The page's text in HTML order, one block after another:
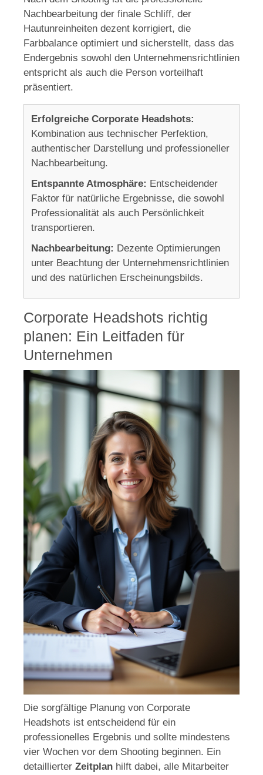
Nachbearbeitung der finale Schliff, der
Hautunreinheiten dezent korrigiert, die
Farbbalance optimiert und sicherstellt, dass das
Endergebnis sowohl den Unternehmensrichtlinien
entspricht als auch die Person vorteilhaft
präsentiert.
Erfolgreiche Corporate Headshots:
Kombination aus technischer Perfektion,
authentischer Darstellung und professioneller
Nachbearbeitung.
Entspannte Atmosphäre: Entscheidender
Faktor für natürliche Ergebnisse, die sowohl
Professionalität als auch Persönlichkeit
transportieren.
Nachbearbeitung: Dezente Optimierungen
unter Beachtung der Unternehmensrichtlinien
und des natürlichen Erscheinungsbilds.
Corporate Headshots richtig
planen: Ein Leitfaden für
Unternehmen
Die sorgfältige Planung von Corporate
Headshots ist entscheidend für ein
professionelles Ergebnis und sollte mindestens
vier Wochen vor dem Shooting beginnen. Ein
detaillierter Zeitplan hilft dabei, alle Mitarbeiter